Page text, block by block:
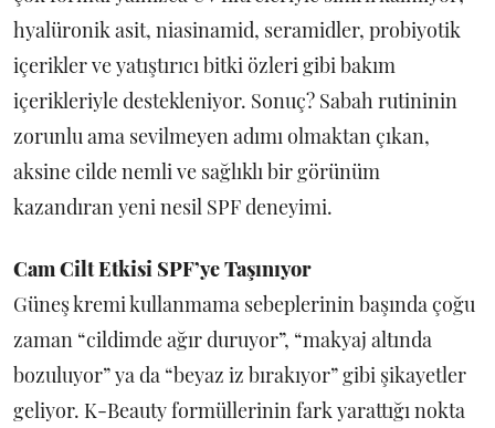
hyalüronik asit, niasinamid, seramidler, probiyotik
içerikler ve yatıştırıcı bitki özleri gibi bakım
içerikleriyle destekleniyor. Sonuç? Sabah rutininin
zorunlu ama sevilmeyen adımı olmaktan çıkan,
aksine cilde nemli ve sağlıklı bir görünüm
kazandıran yeni nesil SPF deneyimi.
Cam Cilt Etkisi SPF’ye Taşınıyor
Güneş kremi kullanmama sebeplerinin başında çoğu
zaman “cildimde ağır duruyor”, “makyaj altında
bozuluyor” ya da “beyaz iz bırakıyor” gibi şikayetler
geliyor. K-Beauty formüllerinin fark yarattığı nokta